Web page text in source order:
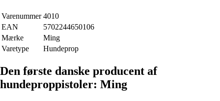
Varenummer 4010
EAN
5702244650106
Mærke
Ming
Varetype
Hundeprop
Den første danske producent af
hundeproppistoler: Ming